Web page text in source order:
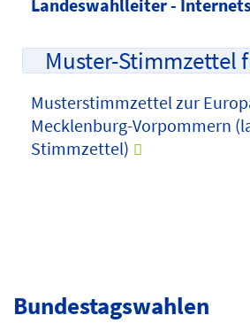
Landeswahlleiter -
Muster-Stimmzettel
Musterstimmzettel zur
Mecklenburg-Vorpommern
Stimmzettel)
Bundestagswahlen